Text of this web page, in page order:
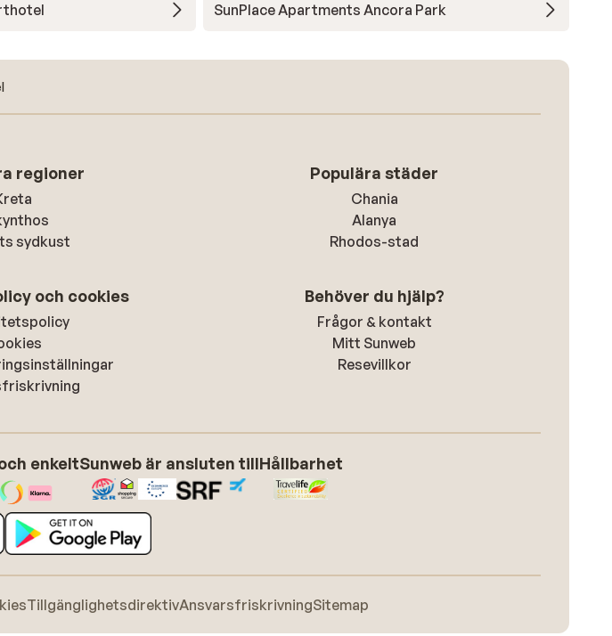
SunPlace Apartments Ancora Park
regioner
sydkust
Populära städer
Chania
Alanya
Rhodos-stad
och cookies Behöver du hjälp?
Frågor & kontakt
Mitt Sunweb
Resevillkor
enkeltSunweb är ansluten tillHållbarhet
TillgänglighetsdirektivAnsvarsfriskrivningSitemap